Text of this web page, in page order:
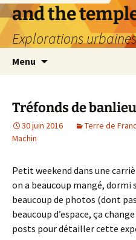
Aller
au
contenu
and the
Explorations
Menu
Tréfonds de
30 juin 2016 Terre de
Machin
Petit weekend dans une
on a beaucoup mangé, dormi
beaucoup de photos (dont
beaucoup d’espace, ça
posts pour détailler cette